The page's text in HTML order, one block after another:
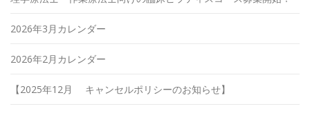
2026年3月カレンダー
2026年2月カレンダー
【2025年12月 キャンセルポリシーのお知らせ】